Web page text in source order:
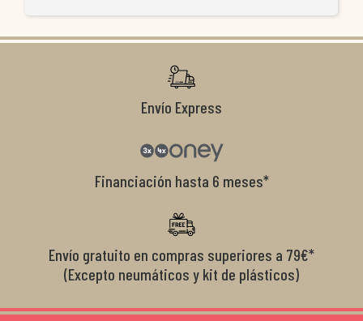
Envío Express
Financiación hasta 6 meses*
Envío gratuito en compras superiores a 79€*
(Excepto neumáticos y kit de plásticos)